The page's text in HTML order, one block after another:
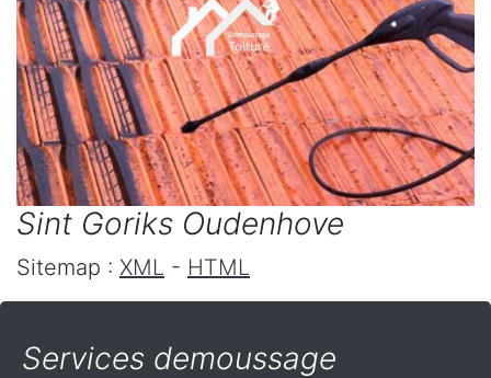
Sint Goriks Oudenhove
Sitemap : XML - HTML
Services demoussage